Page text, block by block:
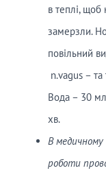
в теплі, щоб
замерзли.
повільний
n.vagus –
Вода – 30
хв.
В
роботи